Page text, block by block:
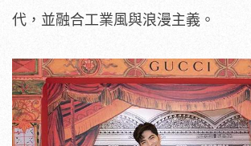
代，並融合工業風與浪漫主義。